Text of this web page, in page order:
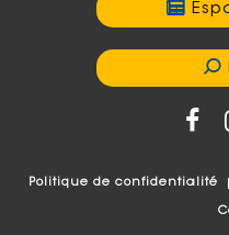
Politique de confidentialité